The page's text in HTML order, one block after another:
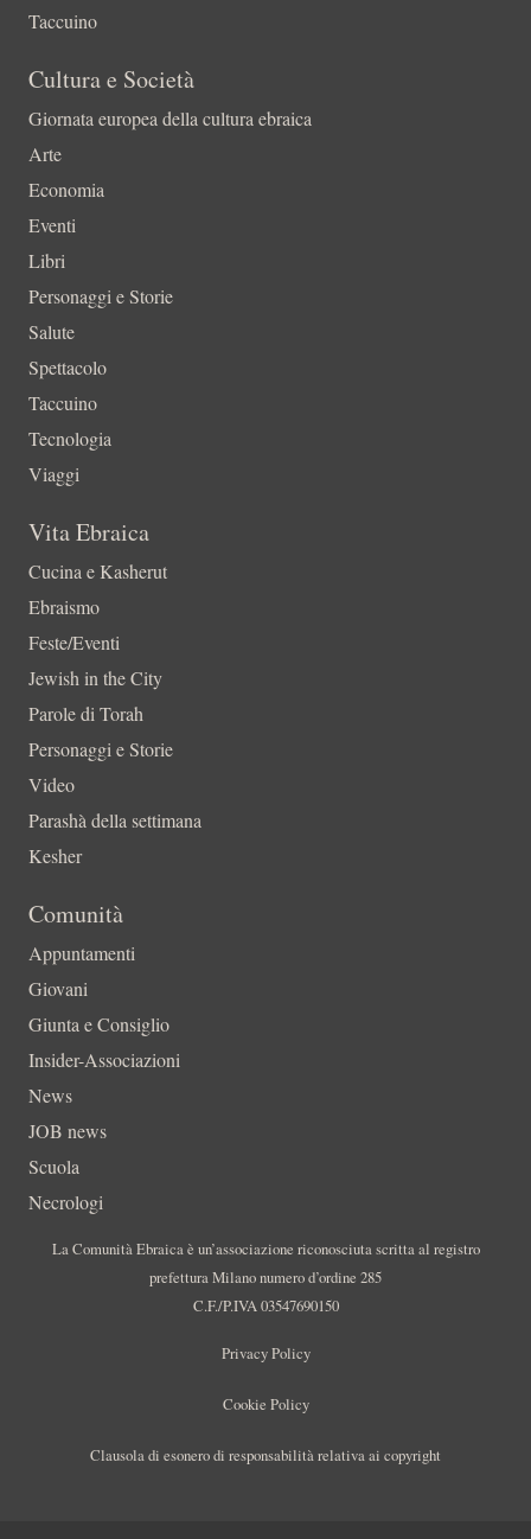
Taccuino
Cultura e Società
Giornata europea della cultura ebraica
Arte
Economia
Eventi
Libri
Personaggi e Storie
Salute
Spettacolo
Taccuino
Tecnologia
Viaggi
Vita Ebraica
Cucina e Kasherut
Ebraismo
Feste/Eventi
Jewish in the City
Parole di Torah
Personaggi e Storie
Video
Parashà della settimana
Kesher
Comunità
Appuntamenti
Giovani
Giunta e Consiglio
Insider-Associazioni
News
JOB news
Scuola
Necrologi
La Comunità Ebraica è un’associazione riconosciuta scritta al registro
prefettura Milano numero d’ordine 285
C.F./P.IVA 03547690150
Privacy Policy
Cookie Policy
Clausola di esonero di responsabilità relativa ai copyright